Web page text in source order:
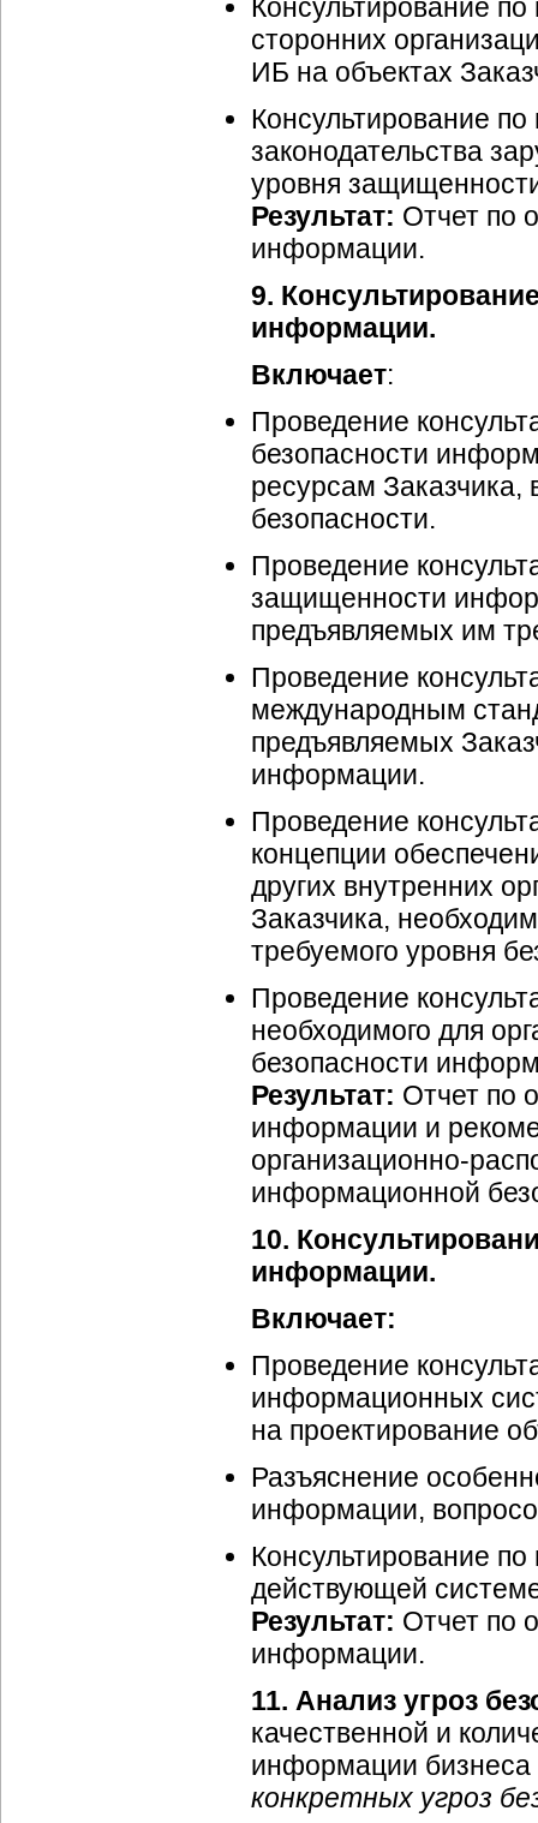
Консультирование
сторонних
ИБ на объектах
Консультирование
законодательства
уровня
Результат: Отчет по
информации.
9.
информации.
Включает:
Проведение
безопасности
ресурсам Заказчика,
безопасности.
Проведение
защищенности
предъявляемых им
Проведение
международным
предъявляемых
информации.
Проведение
концепции
других внутренних
Заказчика,
требуемого уровня
Проведение
необходимого для
безопасности
Результат: Отчет по
информации и
организационно-
информационной
10.
информации.
Включает:
Проведение
информационных
на проектирование
Разъяснение
информации,
Консультирование
действующей
Результат: Отчет по
информации.
11. Анализ угроз
качественной и
информации бизнеса
конкретных угроз